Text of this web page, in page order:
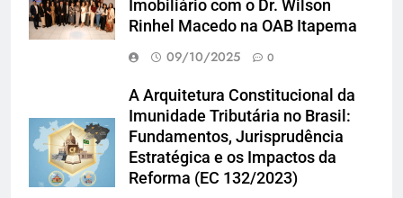
Imobiliário com o Dr. Wilson
Rinhel Macedo na OAB Itapema
09/10/2025
0
A Arquitetura Constitucional da
Imunidade Tributária no Brasil:
Fundamentos, Jurisprudência
Estratégica e os Impactos da
Reforma (EC 132/2023)